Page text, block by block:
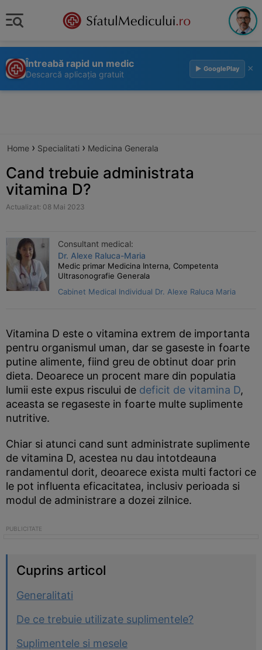
Întreabă rapid un medic
Descarcă aplicația gratuit
▶ GooglePlay ×
Home › Specialitati › Medicina Generala
Cand trebuie administrata
vitamina D?
Actualizat: 08 Mai 2023
Consultant medical:
Dr. Alexe Raluca-Maria
Medic primar Medicina Interna, Competenta
Ultrasonografie Generala
Cabinet Medical Individual Dr. Alexe Raluca Maria
Vitamina D este o vitamina extrem de importanta
pentru organismul uman, dar se gaseste in foarte
putine alimente, fiind greu de obtinut doar prin
dieta. Deoarece un procent mare din populatia
lumii este expus riscului de deficit de vitamina D,
aceasta se regaseste in foarte multe suplimente
nutritive.
Chiar si atunci cand sunt administrate suplimente
de vitamina D, acestea nu dau intotdeauna
randamentul dorit, deoarece exista multi factori ce
le pot influenta eficacitatea, inclusiv perioada si
modul de administrare a dozei zilnice.
Cuprins articol
Generalitati
De ce trebuie utilizate suplimentele?
Suplimentele si mesele